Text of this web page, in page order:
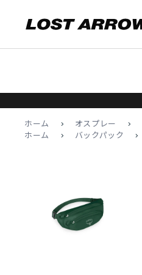
ホーム > オスプレー >
ホーム
> バックパック >